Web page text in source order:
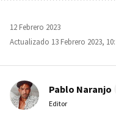
12 Febrero 2023
Actualizado 13 Febrero 2023,
Pablo Naranjo
Editor